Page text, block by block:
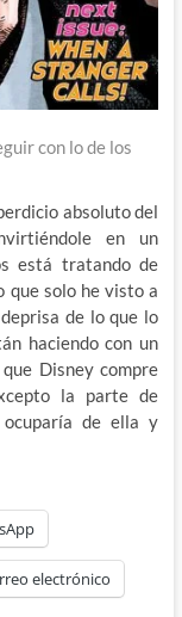
con lo de los
absoluto del
en un
está tratando de
que solo he visto a
de lo que lo
haciendo con un
Disney compre
la parte de
ocuparía de ella y
electrónico